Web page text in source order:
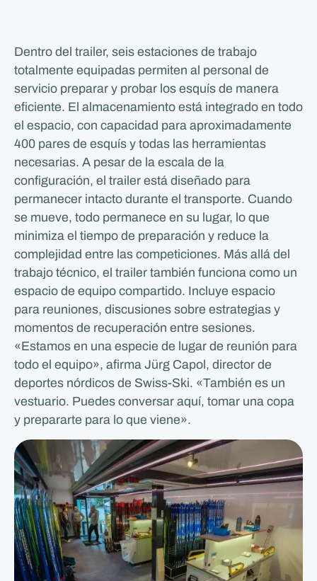
Dentro del trailer, seis estaciones de trabajo
totalmente equipadas permiten al personal de
servicio preparar y probar los esquís de manera
eficiente. El almacenamiento está integrado en todo
el espacio, con capacidad para aproximadamente
400 pares de esquís y todas las herramientas
necesarias. A pesar de la escala de la
configuración, el trailer está diseñado para
permanecer intacto durante el transporte. Cuando
se mueve, todo permanece en su lugar, lo que
minimiza el tiempo de preparación y reduce la
complejidad entre las competiciones. Más allá del
trabajo técnico, el trailer también funciona como un
espacio de equipo compartido. Incluye espacio
para reuniones, discusiones sobre estrategias y
momentos de recuperación entre sesiones.
«Estamos en una especie de lugar de reunión para
todo el equipo», afirma Jürg Capol, director de
deportes nórdicos de Swiss-Ski. «También es un
vestuario. Puedes conversar aquí, tomar una copa
y prepararte para lo que viene».